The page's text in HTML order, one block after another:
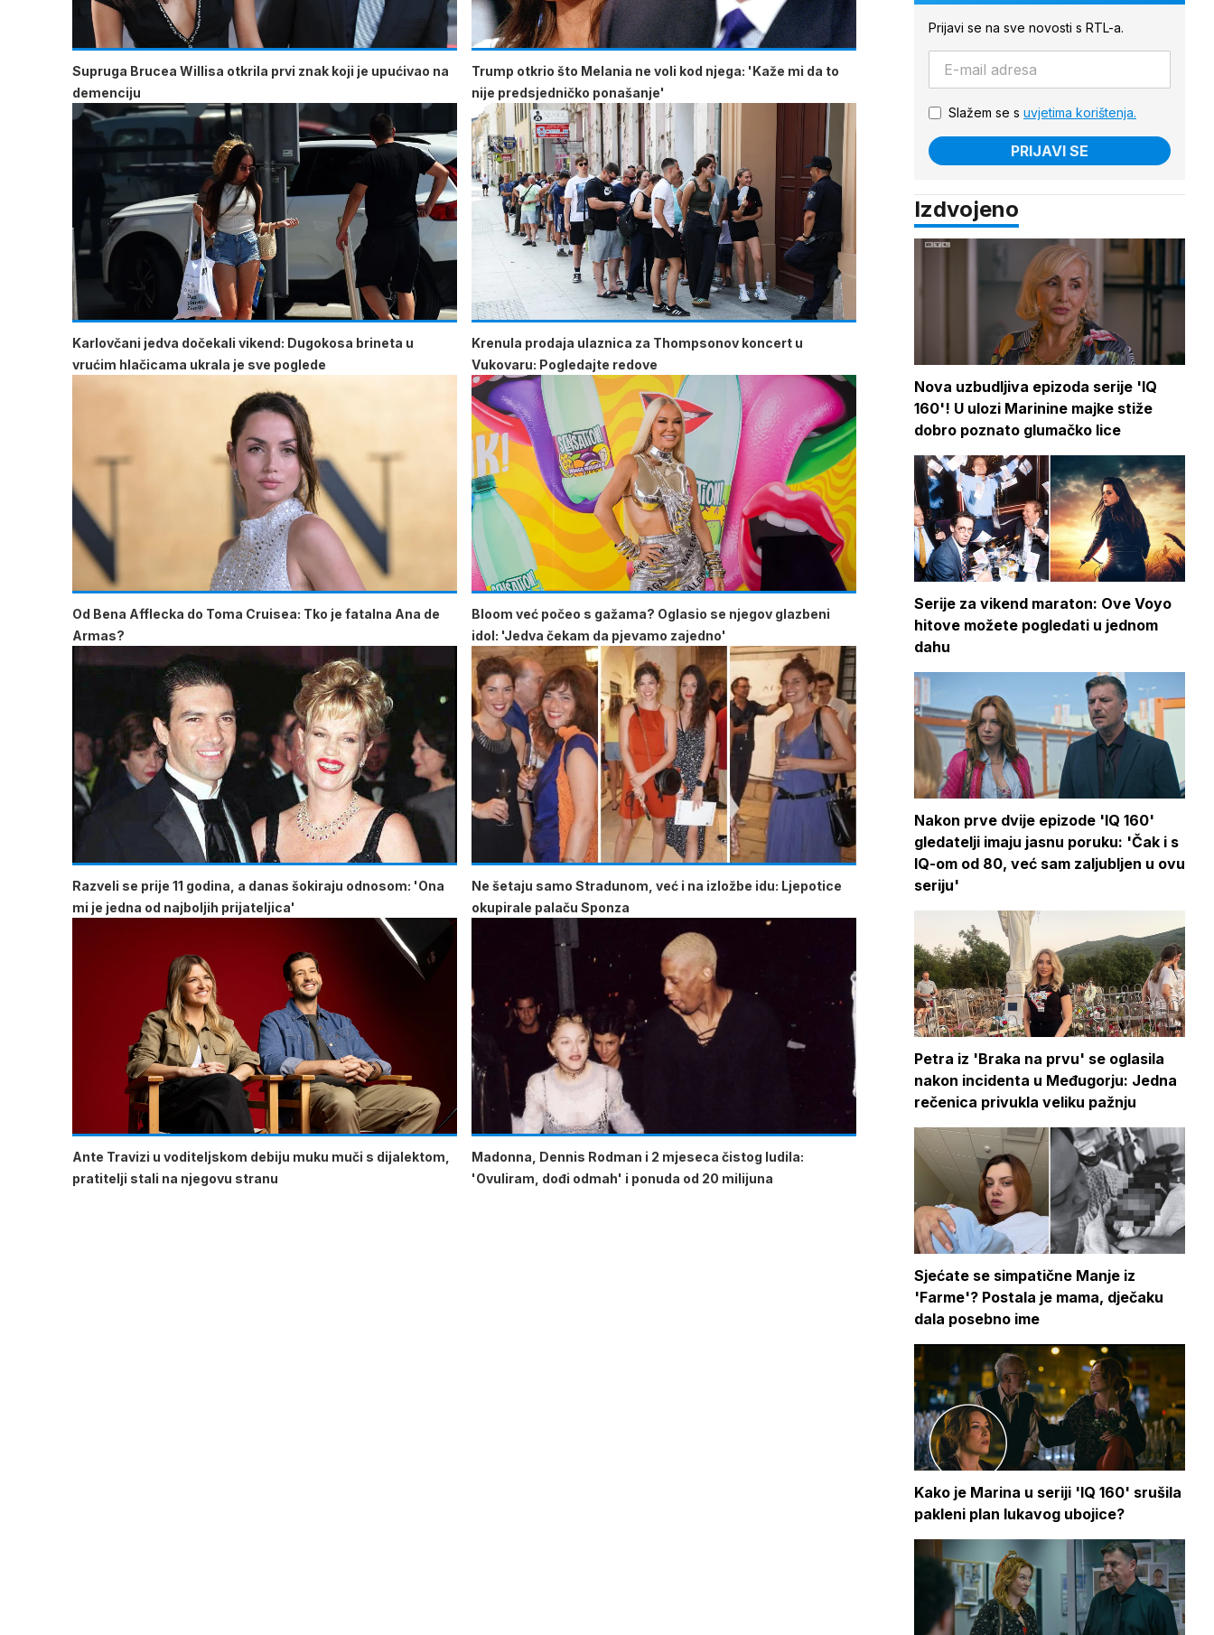
Supruga Brucea Willisa otkrila prvi znak koji je upućivao na
demenciju
Trump otkrio što Melania ne voli kod njega: 'Kaže mi da to
nije predsjedničko ponašanje'
Karlovčani jedva dočekali vikend: Dugokosa brineta u
vrućim hlačicama ukrala je sve poglede
Krenula prodaja ulaznica za Thompsonov koncert u
Vukovaru: Pogledajte redove
Od Bena Afflecka do Toma Cruisea: Tko je fatalna Ana de
Armas?
Bloom već počeo s gažama? Oglasio se njegov glazbeni
idol: 'Jedva čekam da pjevamo zajedno'
Razveli se prije 11 godina, a danas šokiraju odnosom: 'Ona
mi je jedna od najboljih prijateljica'
Ne šetaju samo Stradunom, već i na izložbe idu: Ljepotice
okupirale palaču Sponza
Ante Travizi u voditeljskom debiju muku muči s dijalektom,
pratitelji stali na njegovu stranu
Madonna, Dennis Rodman i 2 mjeseca čistog ludila:
'Ovuliram, dođi odmah' i ponuda od 20 milijuna
Prijavi se na sve novosti s RTL-a.
Slažem se s uvjetima korištenja.
PRIJAVI SE
Izdvojeno
Nova uzbudljiva epizoda serije 'IQ
160'! U ulozi Marinine majke stiže
dobro poznato glumačko lice
Serije za vikend maraton: Ove Voyo
hitove možete pogledati u jednom
dahu
Nakon prve dvije epizode 'IQ 160'
gledatelji imaju jasnu poruku: 'Čak i s
IQ-om od 80, već sam zaljubljen u ovu
seriju'
Petra iz 'Braka na prvu' se oglasila
nakon incidenta u Međugorju: Jedna
rečenica privukla veliku pažnju
Sjećate se simpatične Manje iz
'Farme'? Postala je mama, dječaku
dala posebno ime
Kako je Marina u seriji 'IQ 160' srušila
pakleni plan lukavog ubojice?